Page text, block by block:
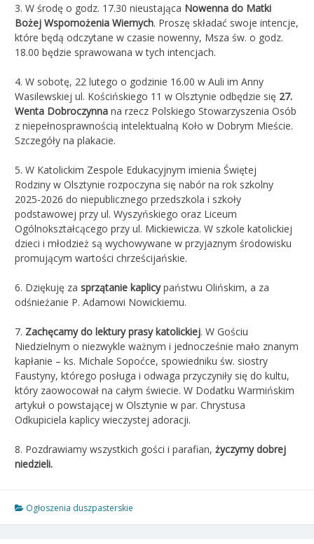
3. W środę o godz. 17.30 nieustająca Nowenna do Matki
Bożej Wspomożenia Wiernych. Proszę składać swoje intencje,
które będą odczytane w czasie nowenny, Msza św. o godz.
18.00 będzie sprawowana w tych intencjach.
4. W sobotę, 22 lutego o godzinie 16.00 w Auli im Anny
Wasilewskiej ul. Kościńskiego 11 w Olsztynie odbędzie się 27.
Wenta Dobroczynna na rzecz Polskiego Stowarzyszenia Osób
z niepełnosprawnością intelektualną Koło w Dobrym Mieście.
Szczegóły na plakacie.
5. W Katolickim Zespole Edukacyjnym imienia Świętej
Rodziny w Olsztynie rozpoczyna się nabór na rok szkolny
2025-2026 do niepublicznego przedszkola i szkoły
podstawowej przy ul. Wyszyńskiego oraz Liceum
Ogólnokształcącego przy ul. Mickiewicza. W szkole katolickiej
dzieci i młodzież są wychowywane w przyjaznym środowisku
promującym wartości chrześcijańskie.
6. Dziękuję za sprzątanie kaplicypaństwu Olińskim, a za
odśnieżanie P. Adamowi Nowickiemu.
7. Zachęcamy do lektury prasy katolickiej. W Gościu
Niedzielnym o niezwykle ważnym i jednocześnie mało znanym
kapłanie – ks. Michale Sopoćce, spowiedniku św. siostry
Faustyny, którego posługa i odwaga przyczyniły się do kultu,
który zaowocował na całym świecie. W Dodatku Warmińskim
artykuł o powstającej w Olsztynie w par. Chrystusa
Odkupiciela kaplicy wieczystej adoracji.
8. Pozdrawiamy wszystkich gości i parafian, życzymy dobrej
niedzieli.
Ogłoszenia duszpasterskie